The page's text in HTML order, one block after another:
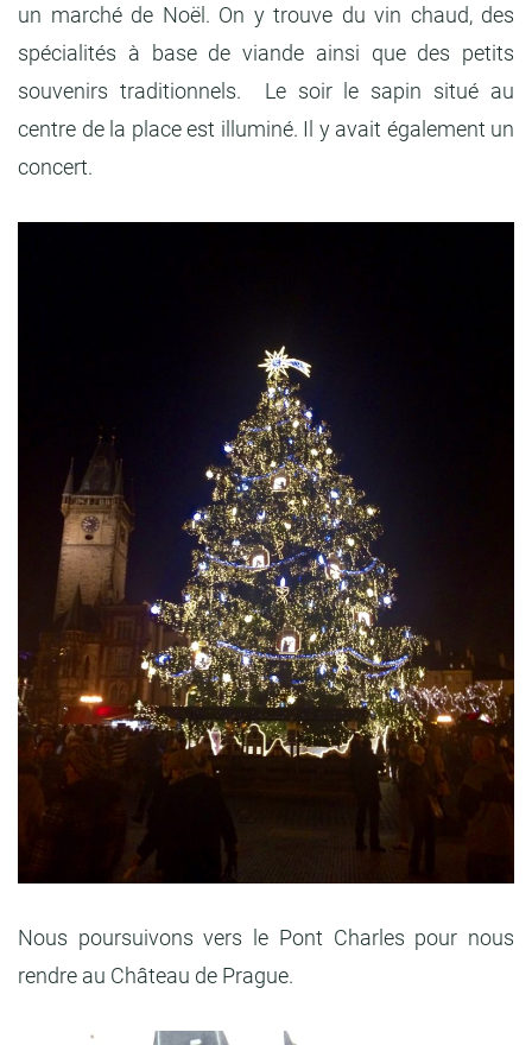
un marché de Noël. On y trouve du vin chaud, des
spécialités à base de viande ainsi que des petits
souvenirs traditionnels. Le soir le sapin situé au
centre de la place est illuminé. Il y avait également un
concert.
Nous poursuivons vers le Pont Charles pour nous
rendre au Château de Prague.